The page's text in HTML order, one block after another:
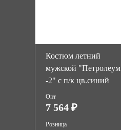
Костюм летний
мужской "Петролеум
-2" с п/к цв.синий
Опт
7 564 ₽
Розница